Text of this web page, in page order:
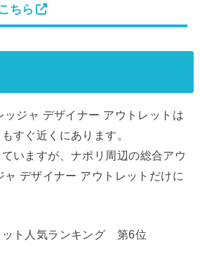
ちら
ッジャ デザイナー アウトレットは
すぐ近くにあります。
いますが、ナポリ周辺の総合アウ
ャ デザイナー アウトレットだけに
ット人気ランキング 第6位